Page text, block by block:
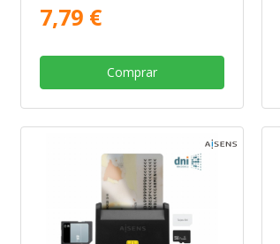
7,79 €
Comprar